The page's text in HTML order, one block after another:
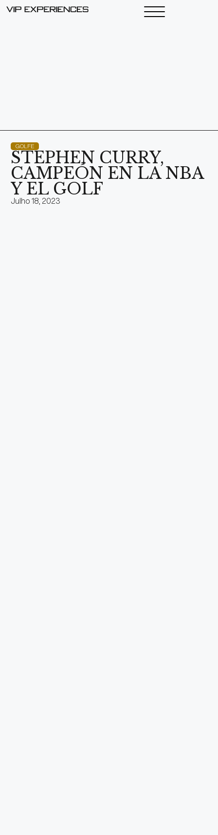
GOLFE
STEPHEN CURRY,
CAMPEÓN EN LA NBA
Y EL GOLF
Julho 18, 2023